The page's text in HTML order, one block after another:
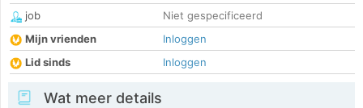
job
Niet gespecificeerd
Mijn vrienden
Inloggen
Lid sinds
Inloggen
Wat meer details